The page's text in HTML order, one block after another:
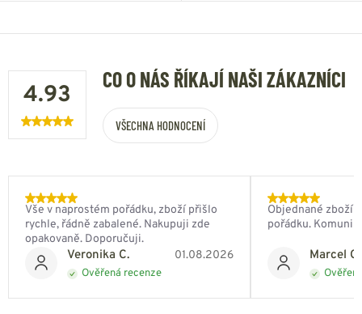
4.93
CO O NÁS ŘÍKAJÍ NAŠI ZÁKAZNÍCI
VŠECHNA HODNOCENÍ
Veronika C. 01.08.2026
Ověřená recenze
Vše v naprostém pořádku, zboží přišlo
rychle, řádně zabalené. Nakupuji zde
opakovaně. Doporučuji.
Marcel
Objednané zboží
pořádku.